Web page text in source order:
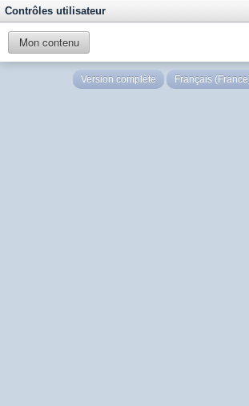
Contrôles utilisateur
Mon contenu
Version complète Français